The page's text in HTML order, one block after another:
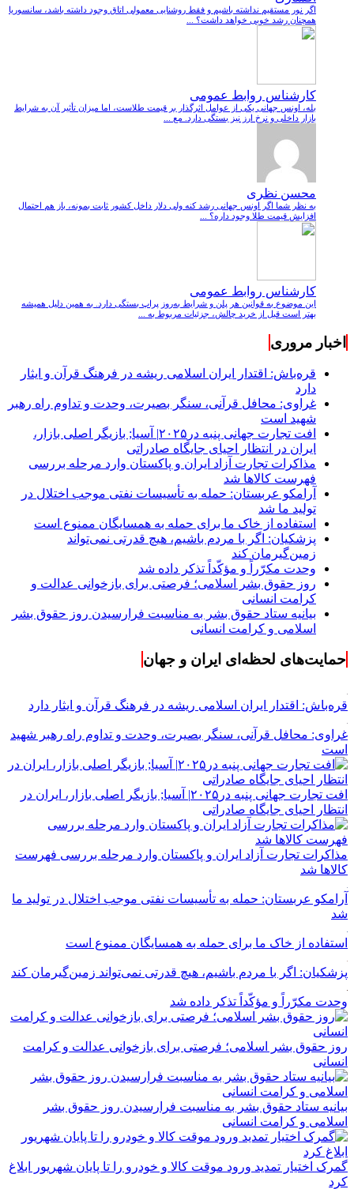
اگر نور مستقیم نداشته باشیم و فقط روشنایی معمولی اتاق وجود داشته باشد، سانسوریا
همچنان رشد خوبی خواهد داشت؟ ...
کارشناس روابط عمومی
بله، اونس جهانی یکی از عوامل اثرگذار بر قیمت طلاست، اما میزان تأثیر آن به شرایط
بازار داخلی و نرخ ارز نیز بستگی دارد. مع ...
محسن نظری
به نظر شما اگر اونس جهانی رشد کنه ولی دلار داخل کشور ثابت بمونه، باز هم احتمال
افزایش قیمت طلا وجود داره؟ ...
کارشناس روابط عمومی
این موضوع به قوانین هر پلن و شرایط به‌روز پراپ بستگی دارد. به همین دلیل همیشه
بهتر است قبل از خرید چالش، جزئیات مربوط به ...
اخبار مروری
قره‌باش: اقتدار ایران اسلامی ریشه در فرهنگ قرآن و ایثار
دارد
غراوی: محافل قرآنی، سنگر بصیرت، وحدت و تداوم راه رهبر
شهید است
افت تجارت جهانی پنبه در۲۰۲۵| آسیا; بازیگر اصلی بازار،
ایران در انتظار احیای جایگاه صادراتی
مذاکرات تجارت آزاد ایران و پاکستان وارد مرحله بررسی
فهرست کالاها شد
آرامکو عربستان: حمله به تأسیسات نفتی موجب اختلال در
تولید ما شد
استفاده از خاک ما برای حمله به همسایگان ممنوع است
پزشکیان: اگر با مردم باشیم، هیچ قدرتی نمی‌تواند
زمین‌گیرمان کند
وحدت مکرّراً و مؤکّداً تذکر داده شد
روز حقوق بشر اسلامی؛ فرصتی برای بازخوانی عدالت و
کرامت انسانی
بیانیه ستاد حقوق بشر به مناسبت فرارسیدن روز حقوق بشر
اسلامی و کرامت انسانی
حمایت‌های لحظه‌ای ایران و جهان
قره‌باش: اقتدار ایران اسلامی ریشه در فرهنگ قرآن و ایثار دارد
غراوی: محافل قرآنی، سنگر بصیرت، وحدت و تداوم راه رهبر شهید
است
افت تجارت جهانی پنبه در۲۰۲۵| آسیا; بازیگر اصلی بازار، ایران در
انتظار احیای جایگاه صادراتی
مذاکرات تجارت آزاد ایران و پاکستان وارد مرحله بررسی فهرست
کالاها شد
آرامکو عربستان: حمله به تأسیسات نفتی موجب اختلال در تولید ما
شد
استفاده از خاک ما برای حمله به همسایگان ممنوع است
پزشکیان: اگر با مردم باشیم، هیچ قدرتی نمی‌تواند زمین‌گیرمان کند
وحدت مکرّراً و مؤکّداً تذکر داده شد
روز حقوق بشر اسلامی؛ فرصتی برای بازخوانی عدالت و کرامت
انسانی
بیانیه ستاد حقوق بشر به مناسبت فرارسیدن روز حقوق بشر
اسلامی و کرامت انسانی
گمرک اختیار تمدید ورود موقت کالا و خودرو را تا پایان شهریور ابلاغ
کرد